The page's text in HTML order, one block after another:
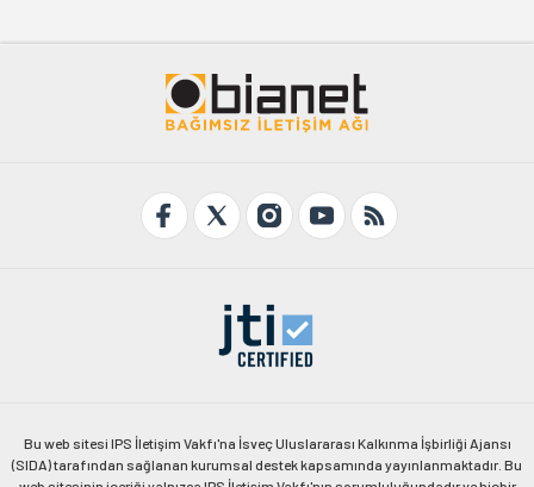
Bu web sitesi IPS İletişim Vakfı'na İsveç Uluslararası Kalkınma İşbirliği Ajansı
(SIDA) tarafından sağlanan kurumsal destek kapsamında yayınlanmaktadır. Bu